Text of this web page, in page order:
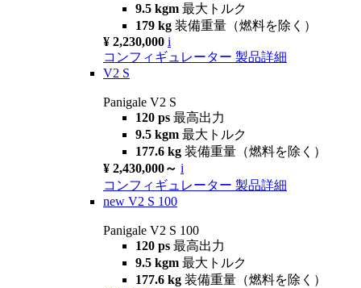
9.5 kgm 最大トルク
179 kg 装備重量（燃料を除く）
¥ 2,230,000 i
コンフィギュレーター 製品詳細
V2 S
Panigale V2 S
120 ps 最高出力
9.5 kgm 最大トルク
177.6 kg 装備重量（燃料を除く）
¥ 2,430,000～ i
コンフィギュレーター 製品詳細
new V2 S 100
Panigale V2 S 100
120 ps 最高出力
9.5 kgm 最大トルク
177.6 kg 装備重量（燃料を除く）